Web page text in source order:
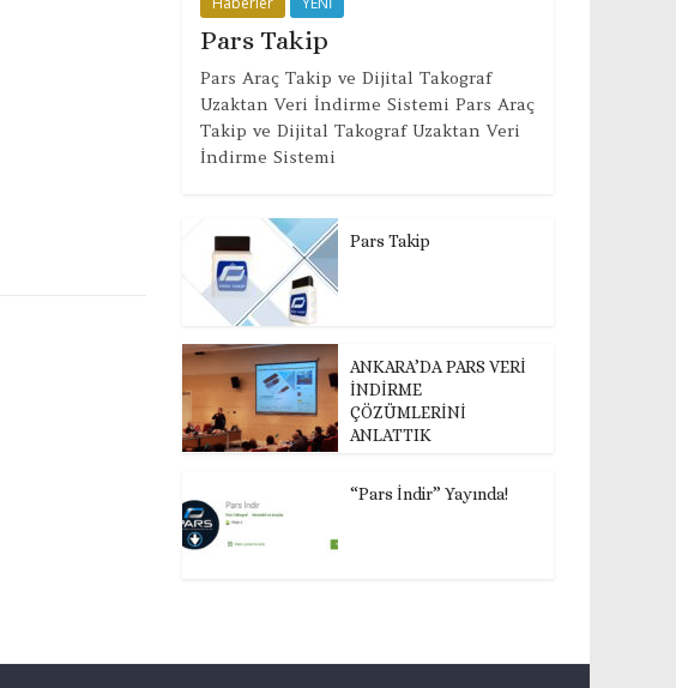
Pars Takip
Pars Araç Takip ve Dijital Takograf
Uzaktan Veri İndirme Sistemi Pars Araç
Takip ve Dijital Takograf Uzaktan Veri
İndirme Sistemi
Pars Takip
ANKARA’DA PARS VERİ
İNDİRME
ÇÖZÜMLERİNİ
ANLATTIK
“Pars İndir” Yayında!